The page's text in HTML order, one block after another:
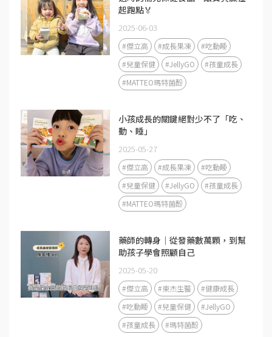
起跑點🏅
2025-06-03
#傑立高 #成長果凍
#吃動睡
#兒童保健
#JellyGO
#孩童成長
#MATTEO瑪特菌酚
小孩成長的關鍵絕對少不了「吃、
動、睡」
2025-05-27
#傑立高 #成長果凍
#吃動睡
#兒童保健
#JellyGO
#孩童成長
#MATTEO瑪特菌酚
藥師的轉身｜從發藥數萬顆，到幫
助孩子學會照顧自己
2025-05-20
#傑立高 #東杰生醫
#健康成長
#吃動睡
#兒童保健
#JellyGO
#孩童成長
#瑪特菌酚